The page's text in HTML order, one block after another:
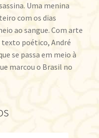
Uma menina
com os dias
ao sangue. Com arte
texto poético, André
se passa em meio à
marcou o Brasil no